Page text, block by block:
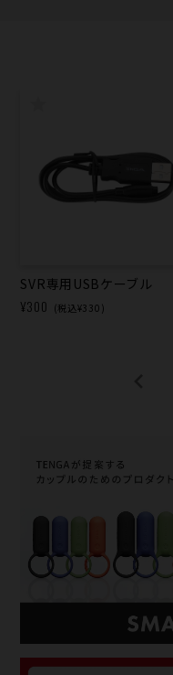
SVR専用USBケーブル
¥300 (税込¥330)